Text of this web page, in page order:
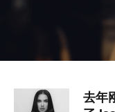
去年